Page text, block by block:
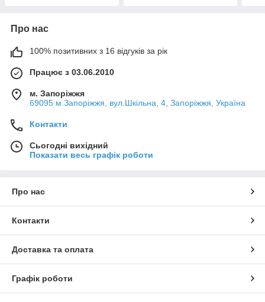
Про нас
100% позитивних з 16 відгуків за рік
Працює з 03.06.2010
м. Запоріжжя
69095 м.Запоріжжя, вул.Шкільна, 4, Запоріжжя, Україна
Контакти
Сьогодні вихідний
Показати весь графік роботи
Про нас
Контакти
Доставка та оплата
Графік роботи